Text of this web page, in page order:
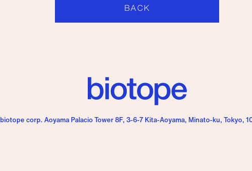
BACK
biotope corp. Aoyama Palacio Tower 8F, 3-6-7 Kita-Aoyama, Minato-ku, Tokyo,